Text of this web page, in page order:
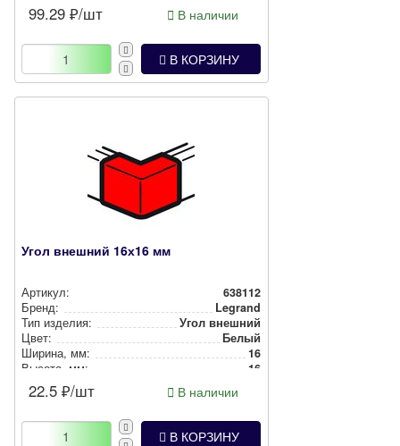
99.29 ₽/шт В наличии
В КОРЗИНУ
Угол внешний 16х16 мм
Артикул:
638112
Бренд:
Legrand
Тип изделия:
Угол внешний
Цвет:
Белый
Ширина, мм:
16
Высота, мм:
16
22.5 ₽/шт В наличии
В КОРЗИНУ